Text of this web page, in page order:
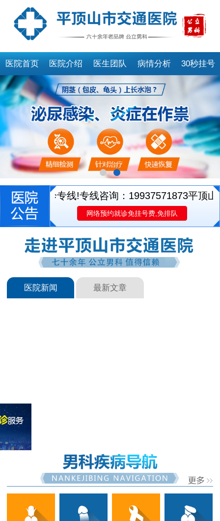
医院首页 医院介绍 医生团队 病情分析 30秒挂号
医生就诊专线!专线咨询：19937571873平顶山
网络预约就诊免挂号费,免排队
医院新闻 最新文章